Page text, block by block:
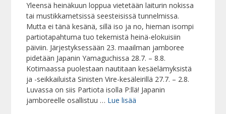
Yleensä heinäkuun loppua vietetään laiturin nokissa
tai mustikkametsissä seesteisissä tunnelmissa.
Mutta ei tänä kesänä, sillä iso ja no, hieman isompi
partiotapahtuma tuo tekemistä heinä-elokuisiin
päiviin. Järjestyksessään 23. maailman jamboree
pidetään Japanin Yamaguchissa 28.7. – 8.8.
Kotimaassa puolestaan nautitaan kesäelämyksistä
ja -seikkailuista Sinisten Vire-kesäleirillä 27.7. – 2.8.
Luvassa on siis Partiota isolla P:llä! Japanin
jamboreelle osallistuu … Lue lisää